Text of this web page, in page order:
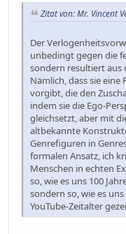
Zitat von: Mr. Vincent
Der
unbedingt gegen die
sondern resultiert aus
Nämlich, dass sie
vorgibt, die den
indem sie die Ego-
gleichsetzt, aber mit
altbekannte
Genrefiguren in
formalen Ansatz, ich
Menschen in echten
so, wie es uns 100
sondern so, wie es
YouTube-Zeitalter